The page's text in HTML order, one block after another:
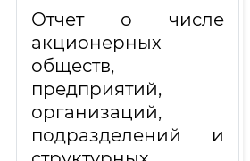
Отчет о числе
акционерных
обществ,
предприятий,
организаций,
подразделений и